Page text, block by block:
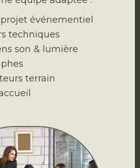
événementiel
techniques
son & lumière
terrain